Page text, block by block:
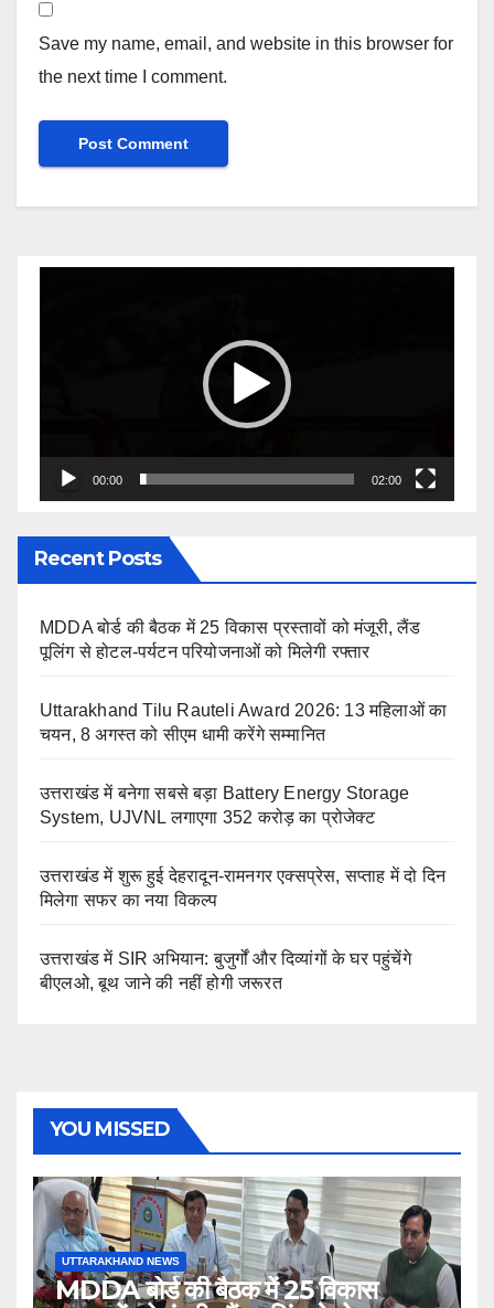
Save my name, email, and website in this browser for
the next time I comment.
00:00 02:00
Recent Posts
MDDA बोर्ड की बैठक में 25 विकास प्रस्तावों को मंजूरी, लैंड
पूलिंग से होटल-पर्यटन परियोजनाओं को मिलेगी रफ्तार
Uttarakhand Tilu Rauteli Award 2026: 13 महिलाओं का
चयन, 8 अगस्त को सीएम धामी करेंगे सम्मानित
उत्तराखंड में बनेगा सबसे बड़ा Battery Energy Storage
System, UJVNL लगाएगा 352 करोड़ का प्रोजेक्ट
उत्तराखंड में शुरू हुई देहरादून-रामनगर एक्सप्रेस, सप्ताह में दो दिन
मिलेगा सफर का नया विकल्प
उत्तराखंड में SIR अभियान: बुजुर्गों और दिव्यांगों के घर पहुंचेंगे
बीएलओ, बूथ जाने की नहीं होगी जरूरत
YOU MISSED
UTTARAKHAND NEWS
MDDA बोर्ड की बैठक में 25 विकास